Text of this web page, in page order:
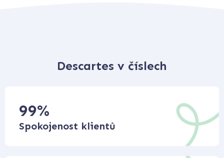
Descartes v číslech
99%
Spokojenost klientů